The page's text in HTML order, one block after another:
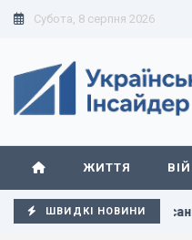
Субота, 8 серпня 2026
ЖИТТЯ
ШВИДКІ НОВИНИ
щодо санкцій проти РФ